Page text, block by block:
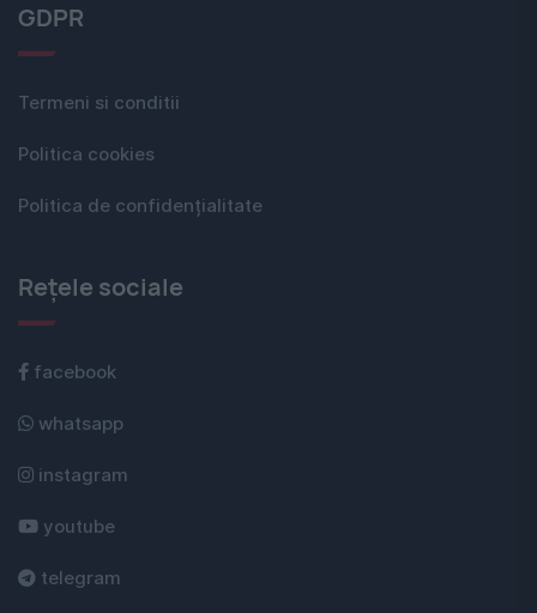
GDPR
Termeni si conditii
Politica cookies
Politica de confidențialitate
Rețele sociale
facebook
whatsapp
instagram
youtube
telegram